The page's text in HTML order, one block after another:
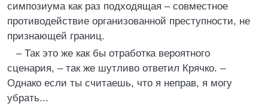
симпозиума как раз подходящая – совместное
противодействие организованной преступности, не
признающей границ.
– Так это же как бы отработка вероятного
сценария, – так же шутливо ответил Крячко. –
Однако если ты считаешь, что я неправ, я могу
убрать...